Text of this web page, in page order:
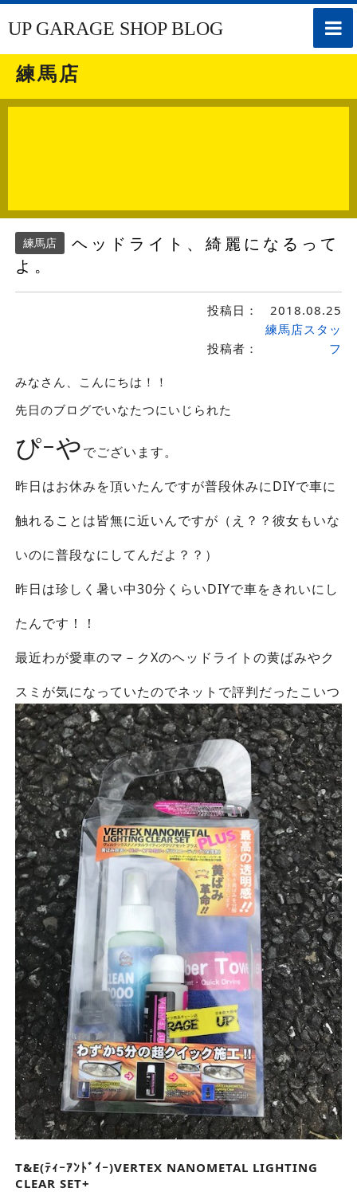
toggle
UP GARAGE SHOP BLOG
練馬店
練馬店
ヘッドライト、綺麗になるって
よ。
投稿日： 2018.08.25
投稿者：
練馬店スタッ
フ
みなさん、こんにちは！！
先日のブログでいなたつにいじられた
ぴｰやでございます。
昨日はお休みを頂いたんですが普段休みにDIYで車に
触れることは皆無に近いんですが（え？？彼女もいな
いのに普段なにしてんだよ？？）
昨日は珍しく暑い中30分くらいDIYで車をきれいにし
たんです！！
最近わが愛車のマ－クXのヘッドライトの黄ばみやク
スミが気になっていたのでネットで評判だったこいつ
T&E(ﾃｨｰｱﾝﾄﾞｲｰ)VERTEX NANOMETAL LIGHTING
CLEAR SET+